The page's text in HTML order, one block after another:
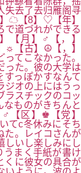
失去了去归雁阁寻
☁【8】♡【年】
で道づれができる
【月】♂【，】
【古】☮【，】
てこなかった。
った。彼の大学は
っぽかすなんて
ジオの上にはうっ
ラスチックのコッ
ものがきちんと
【区】♚【党】
てc冬休みにそち
た。レイコさんが
しいし楽しみにし
うまく手紙が書け
くに彼女の具合が